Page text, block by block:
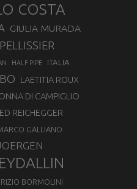
COSTA
GIULIA MURADA
HALF PIPE ITALIA
LAETITIA ROUX
DI CAMPIGLIO
REICHEGGER
GALLIANO
BORMOLINI